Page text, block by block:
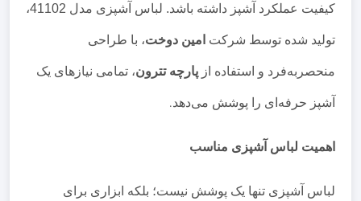
کیفیت عملکرد آشپز داشته باشد. لباس آشپزی مدل 41102،
تولید شده توسط شرکت امین دوخت، با طراحی
منحصربه‌فرد و استفاده از پارچه تترون، تمامی نیازهای یک
آشپز حرفه‌ای را پوشش می‌دهد.
اهمیت لباس آشپزی مناسب
لباس آشپزی تنها یک پوشش نیست؛ بلکه ابزاری برای